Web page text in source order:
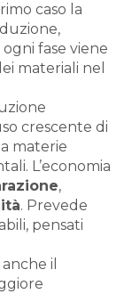
caso la
fase viene
materiali nel
crescente di
materie
L’economia
,
. Prevede
pensati
il